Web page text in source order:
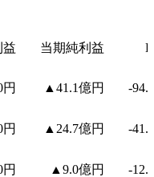
益 当期純利益
円 ▲41.1億円 -
円 ▲24.7億円 -
円 ▲9.0億円 -